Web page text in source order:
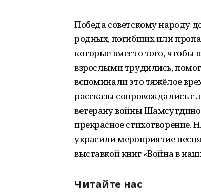
Победа советскому народу
родных, погибших или
которые вместо того, чтобы
взрослыми трудились,
вспоминали это тяжёлое
рассказы сопровождались
ветерану войны
прекрасное
украсили мероприятие
выставкой книг «Война в
Читайте нас